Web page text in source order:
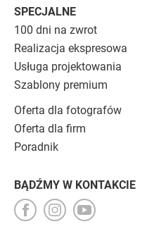
SPECJALNE
100 dni na zwrot
Realizacja ekspresowa
Usługa projektowania
Szablony premium
Oferta dla fotografów
Oferta dla firm
Poradnik
BĄDŹMY W KONTAKCIE